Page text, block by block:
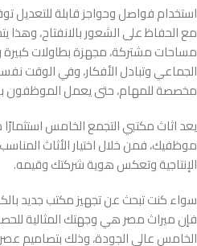
استخدام فواصل وحواجز قابلة للتعديل
مع الحفاظ على الشعور بالانفتاح، وهذا
مساحات مشتركة، مجهزة بطاولات
الجماعي وتبادل الأفكار، وفي الوقت
مخصصة للمهام، حتى يعمل الموظفون
يعد اثاث مكتبي التجمع الخامس
موظفيك، فمن خلال اختيار الأثاث
الإنتاجية وتعكس هوية شركتك وقيمه.
سواء كنت تبحث عن تجهيز مكتب جديد
فإن ميراث مصر هي وجهتك المثالية
الخامس عالي الجودة، وذلك بتصاميم